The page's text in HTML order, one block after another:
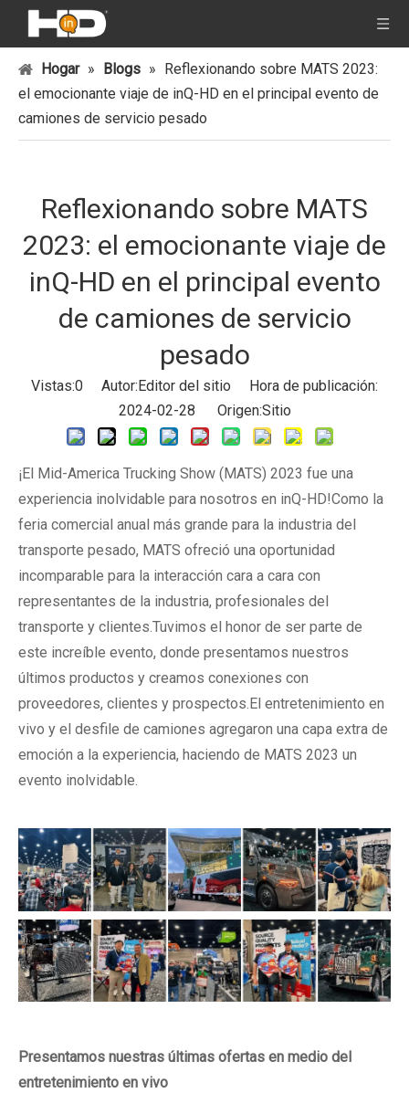
Hogar » Blogs » Reflexionando sobre MATS 2023:
el emocionante viaje de inQ-HD en el principal evento de
camiones de servicio pesado
Reflexionando sobre MATS
2023: el emocionante viaje de
inQ-HD en el principal evento
de camiones de servicio
pesado
Vistas:0 Autor:Editor del sitio Hora de publicación:
2024-02-28 Origen:Sitio
¡El Mid-America Trucking Show (MATS) 2023 fue una
experiencia inolvidable para nosotros en inQ-HD!Como la
feria comercial anual más grande para la industria del
transporte pesado, MATS ofreció una oportunidad
incomparable para la interacción cara a cara con
representantes de la industria, profesionales del
transporte y clientes.Tuvimos el honor de ser parte de
este increíble evento, donde presentamos nuestros
últimos productos y creamos conexiones con
proveedores, clientes y prospectos.El entretenimiento en
vivo y el desfile de camiones agregaron una capa extra de
emoción a la experiencia, haciendo de MATS 2023 un
evento inolvidable.
Presentamos nuestras últimas ofertas en medio del
entretenimiento en vivo